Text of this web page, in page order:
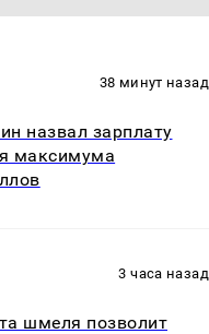
38 минут назад
назвал зарплату
максимума
3 часа назад
шмеля позволит